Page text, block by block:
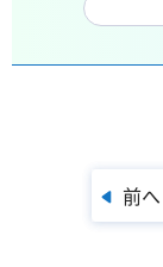
前へ